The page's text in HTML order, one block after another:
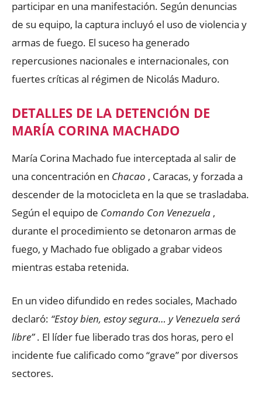
participar en una manifestación. Según denuncias
de su equipo, la captura incluyó el uso de violencia y
armas de fuego. El suceso ha generado
repercusiones nacionales e internacionales, con
fuertes críticas al régimen de Nicolás Maduro.
DETALLES DE LA DETENCIÓN DE
MARÍA CORINA MACHADO
María Corina Machado fue interceptada al salir de
una concentración en Chacao , Caracas, y forzada a
descender de la motocicleta en la que se trasladaba.
Según el equipo de Comando Con Venezuela ,
durante el procedimiento se detonaron armas de
fuego, y Machado fue obligado a grabar videos
mientras estaba retenida.
En un video difundido en redes sociales, Machado
declaró: “Estoy bien, estoy segura… y Venezuela será
libre”. El líder fue liberado tras dos horas, pero el
incidente fue calificado como “grave” por diversos
sectores.